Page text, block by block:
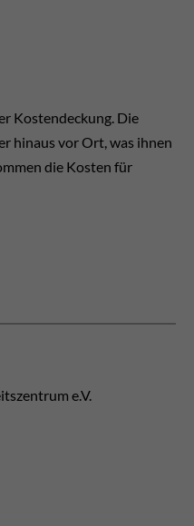
Kostendeckung. Die
hinaus vor Ort, was ihnen
die Kosten für
e.V.